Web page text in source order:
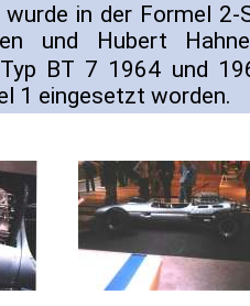
wurde in der Formel
und Hubert
Typ BT 7 1964 und
1 eingesetzt worden.